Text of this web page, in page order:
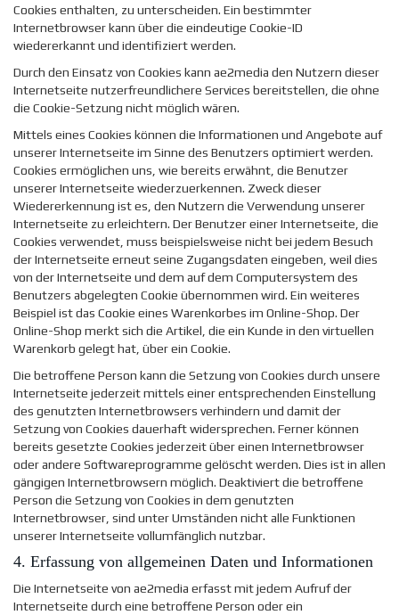
Cookies enthalten, zu unterscheiden. Ein bestimmter
Internetbrowser kann über die eindeutige Cookie-ID
wiedererkannt und identifiziert werden.
Durch den Einsatz von Cookies kann ae2media den Nutzern dieser
Internetseite nutzerfreundlichere Services bereitstellen, die ohne
die Cookie-Setzung nicht möglich wären.
Mittels eines Cookies können die Informationen und Angebote auf
unserer Internetseite im Sinne des Benutzers optimiert werden.
Cookies ermöglichen uns, wie bereits erwähnt, die Benutzer
unserer Internetseite wiederzuerkennen. Zweck dieser
Wiedererkennung ist es, den Nutzern die Verwendung unserer
Internetseite zu erleichtern. Der Benutzer einer Internetseite, die
Cookies verwendet, muss beispielsweise nicht bei jedem Besuch
der Internetseite erneut seine Zugangsdaten eingeben, weil dies
von der Internetseite und dem auf dem Computersystem des
Benutzers abgelegten Cookie übernommen wird. Ein weiteres
Beispiel ist das Cookie eines Warenkorbes im Online-Shop. Der
Online-Shop merkt sich die Artikel, die ein Kunde in den virtuellen
Warenkorb gelegt hat, über ein Cookie.
Die betroffene Person kann die Setzung von Cookies durch unsere
Internetseite jederzeit mittels einer entsprechenden Einstellung
des genutzten Internetbrowsers verhindern und damit der
Setzung von Cookies dauerhaft widersprechen. Ferner können
bereits gesetzte Cookies jederzeit über einen Internetbrowser
oder andere Softwareprogramme gelöscht werden. Dies ist in allen
gängigen Internetbrowsern möglich. Deaktiviert die betroffene
Person die Setzung von Cookies in dem genutzten
Internetbrowser, sind unter Umständen nicht alle Funktionen
unserer Internetseite vollumfänglich nutzbar.
4. Erfassung von allgemeinen Daten und Informationen
Die Internetseite von ae2media erfasst mit jedem Aufruf der
Internetseite durch eine betroffene Person oder ein